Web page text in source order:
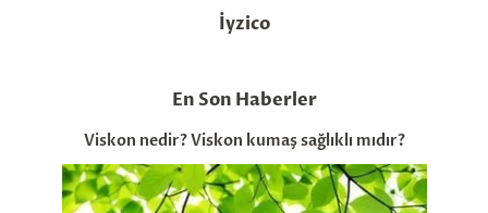
İyzico
En Son Haberler
Viskon nedir? Viskon kumaş sağlıklı mıdır?